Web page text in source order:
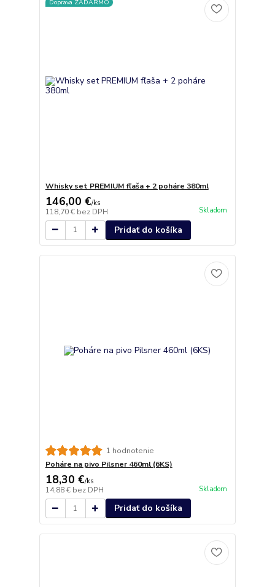
Doprava ZADARMO
Whisky set PREMIUM fľaša + 2 poháre 380ml
146,00 €/ks
118,70 € bez DPH Skladom
Pridať do košíka
1 hodnotenie
Poháre na pivo Pilsner 460ml (6KS)
18,30 €/ks
14,88 € bez DPH Skladom
Pridať do košíka